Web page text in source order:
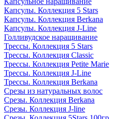
Капсулы. Коллекция 5 Stars
Капсулы. Коллекция Berkana
Капсулы. Коллекция J-Line
Голливудское наращивание
Трессы. Коллекция 5 Stars
Трессы. Коллекция Classic
Трессы. Коллекция Petite Marie
Трессы. Коллекция J-Line
Трессы. Коллекция Berkana
Срезы из натуральных волос
Срезы. Коллекция Berkana
Срезы. Коллекция J-line